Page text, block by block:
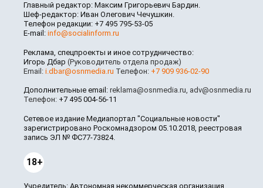
Главный редактор: Максим Григорьевич Бардин.
Шеф-редактор: Иван Олегович Чечушкин.
Телефон редакции: +7 495 795-53-05
E-mail: info@socialinform.ru
Реклама, спецпроекты и иное сотрудничество:
Игорь Дбар (Руководитель отдела продаж)
Email: i.dbar@osnmedia.ru Телефон: +7 909 936-02-90
Дополнительные email: reklama@osnmedia.ru, adv@osnmedia.ru
Телефон: +7 495 004-56-11
Сетевое издание Медиапортал "Социальные новости"
зарегистрировано Роскомнадзором 05.10.2018, реестровая
запись ЭЛ № ФС77-73824.
18+
Учредитель: Автономная некоммерческая организация